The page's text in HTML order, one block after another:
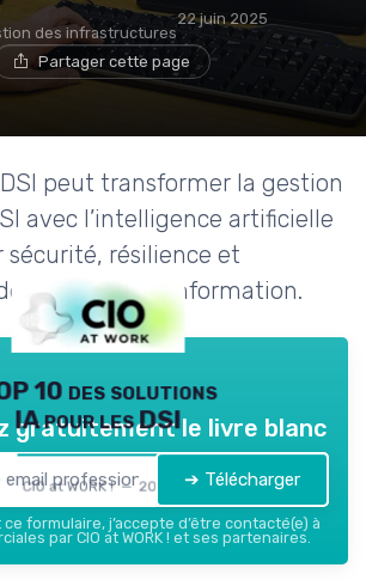
des infrastructures
22 juin 2025
Partager cette page
peut transformer la gestion
avec l’intelligence artificielle
sécurité, résilience et
systèmes d’information.
10 des solutions
IA pour les DSI
CIO at WORK ! — 2026
gratuitement le livre blanc
➔ Télécharger
formulaire, j’accepte d’être contacté(e) à
par CIO at WORK ! et ses partenaires.